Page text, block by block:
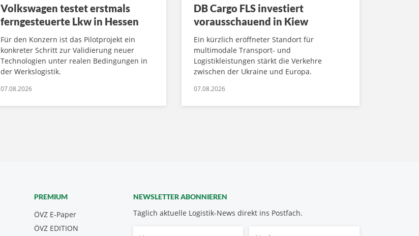
Volkswagen testet erstmals
ferngesteuerte Lkw in Hessen
Für den Konzern ist das Pilotprojekt ein
konkreter Schritt zur Validierung neuer
Technologien unter realen Bedingungen in
der Werkslogistik.
07.08.2026
DB Cargo FLS investiert
vorausschauend in Kiew
Ein kürzlich eröffneter Standort für
multimodale Transport- und
Logistikleistungen stärkt die Verkehre
zwischen der Ukraine und Europa.
07.08.2026
NEWSLETTER ABONNIEREN
Täglich aktuelle Logistik-News direkt ins Postfach.
PREMIUM
ÖVZ E-Paper
ÖVZ EDITION